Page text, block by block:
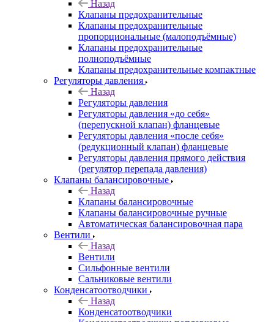
Назад
Клапаны предохранительные
Клапаны предохранительные
пропорциональные (малоподъёмные)
Клапаны предохранительные
полноподъёмные
Клапаны предохранительные компактные
Регуляторы давления
Назад
Регуляторы давления
Регуляторы давления «до себя»
(перепускной клапан) фланцевые
Регуляторы давления «после себя»
(редукционный клапан) фланцевые
Регуляторы давления прямого действия
(регулятор перепада давления)
Клапаны балансировочные
Назад
Клапаны балансировочные
Клапаны балансировочные ручные
Автоматическая балансировочная пара
Вентили
Назад
Вентили
Сильфонные вентили
Сальниковые вентили
Конденсатоотводчики
Назад
Конденсатоотводчики